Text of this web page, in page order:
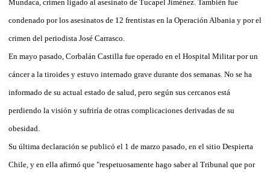
Mundaca, crimen ligado al asesinato de Tucapel Jiménez. También fue
condenado por los asesinatos de 12 frentistas en la Operación Albania y por el
crimen del periodista José Carrasco.
En mayo pasado, Corbalán Castilla fue operado en el Hospital Militar por un
cáncer a la tiroides y estuvo internado grave durante dos semanas. No se ha
informado de su actual estado de salud, pero según sus cercanos está
perdiendo la visión y sufriría de otras complicaciones derivadas de su
obesidad.
Su última declaración se publicó el 1 de marzo pasado, en el sitio Despierta
Chile, y en ella afirmó que "respetuosamente hago saber al Tribunal que por